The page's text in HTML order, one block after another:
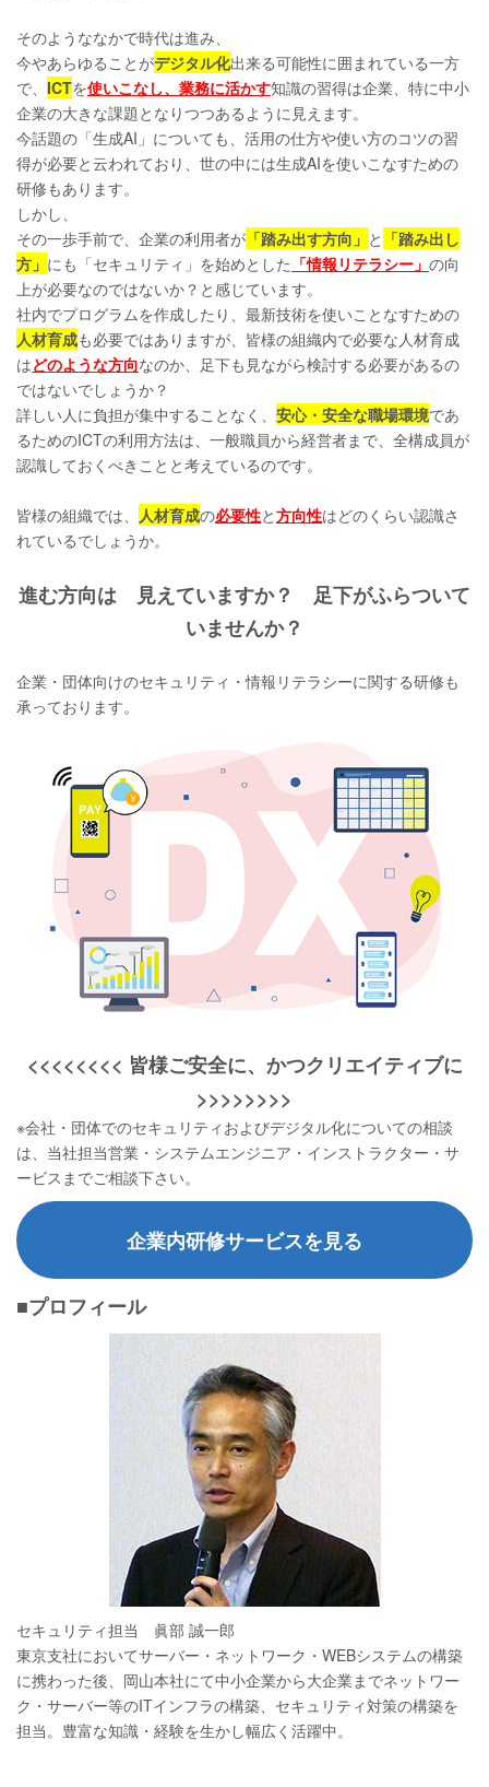
そのようななかで時代は進み、
今やあらゆることがデジタル化出来る可能性に囲まれている一方
で、 ICTを使いこなし、業務に活かす知識の習得は企業、特に中小
企業の大きな課題となりつつあるように見えます。
今話題の「生成AI」についても、活用の仕方や使い方のコツの習
得が必要と云われており、世の中には生成AIを使いこなすための
研修もあります。
しかし、
その一歩手前で、企業の利用者が 「踏み出す方向」 と 「踏み出し
方」 にも「セキュリティ」を始めとした 「情報リテラシー」 の向
上が必要なのではないか？と感じています。
社内でプログラムを作成したり、最新技術を使いことなすための
人材育成も必要ではありますが、皆様の組織内で必要な人材育成
はどのような方向なのか、足下も見ながら検討する必要があるの
ではないでしょうか？
詳しい人に負担が集中することなく、 安心・安全な職場環境であ
るためのICTの利用方法は、一般職員から経営者まで、全構成員が
認識しておくべきことと考えているのです。
皆様の組織では、 人材育成の必要性と方向性はどのくらい認識さ
れているでしょうか。
進む方向は 見えていますか？ 足下がふらついて
いませんか？
企業・団体向けのセキュリティ・情報リテラシーに関する研修も
承っております。
<<<<<<<< 皆様ご安全に、かつクリエイティブに
>>>>>>>>
※会社・団体でのセキュリティおよびデジタル化についての相談
は、当社担当営業・システムエンジニア・インストラクター・サ
ービスまでご相談下さい。
企業内研修サービスを見る
■プロフィール
セキュリティ担当 眞部 誠一郎
東京支社においてサーバー・ネットワーク・WEBシステムの構築
に携わった後、岡山本社にて中小企業から大企業までネットワー
ク・サーバー等のITインフラの構築、セキュリティ対策の構築を
担当。豊富な知識・経験を生かし幅広く活躍中。